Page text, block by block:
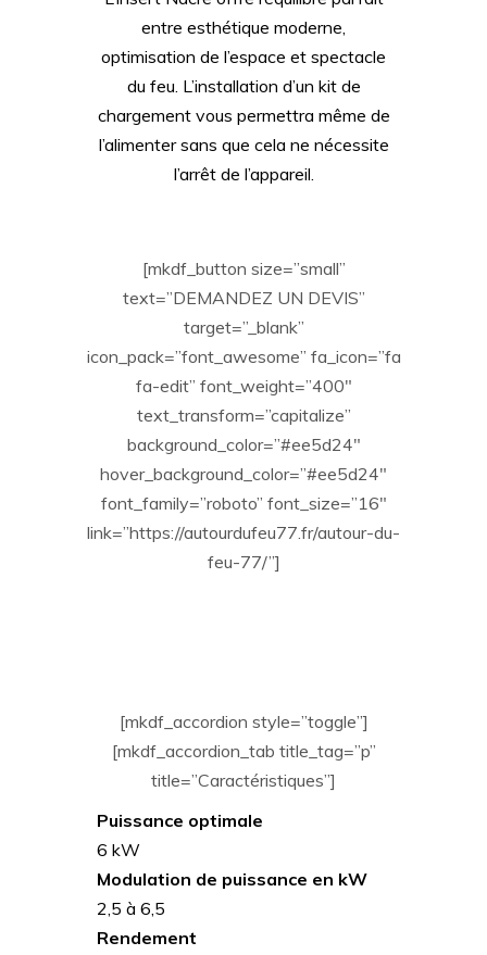
entre esthétique moderne,
optimisation de l’espace et spectacle
du feu. L’installation d’un kit de
chargement vous permettra même de
l’alimenter sans que cela ne nécessite
l’arrêt de l’appareil.
[mkdf_button size=”small”
text=”DEMANDEZ UN DEVIS”
target=”_blank”
icon_pack=”font_awesome” fa_icon=”fa
fa-edit” font_weight=”400″
text_transform=”capitalize”
background_color=”#ee5d24″
hover_background_color=”#ee5d24″
font_family=”roboto” font_size=”16″
link=”https://autourdufeu77.fr/autour-du-
feu-77/”]
[mkdf_accordion style=”toggle”]
[mkdf_accordion_tab title_tag=”p”
title=”Caractéristiques”]
Puissance optimale
6 kW
Modulation de puissance en kW
2,5 à 6,5
Rendement